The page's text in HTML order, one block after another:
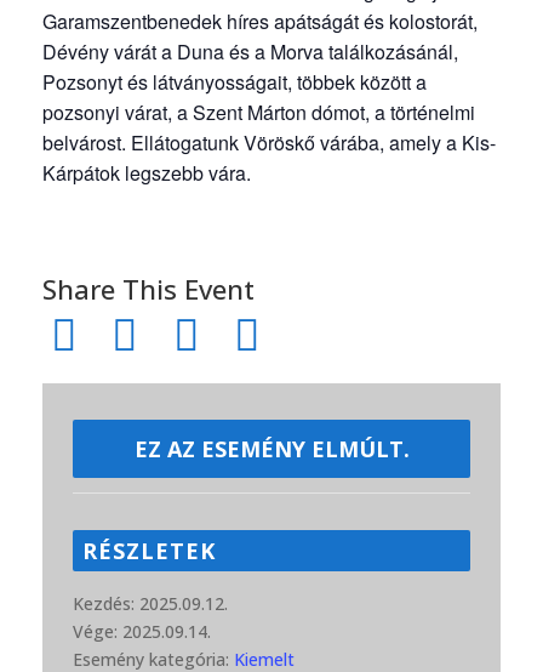
Garamszentbenedek híres apátságát és kolostorát,
Dévény várát a Duna és a Morva találkozásánál,
Pozsonyt és látványosságait, többek között a
pozsonyi várat, a Szent Márton dómot, a történelmi
belvárost. Ellátogatunk Vöröskő várába, amely a Kis-
Kárpátok legszebb vára.
Share This Event
EZ AZ ESEMÉNY ELMÚLT.
RÉSZLETEK
Kezdés: 2025.09.12.
Vége: 2025.09.14.
Esemény kategória: Kiemelt